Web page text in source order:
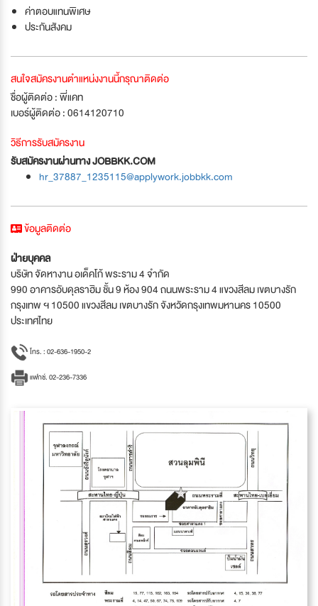
ค่าตอบแทนพิเศษ
ประกันสังคม
สนใจสมัครงานตำแหน่งงานนี้กรุณาติดต่อ
ชื่อผู้ติดต่อ : พี่แคท
เบอร์ผู้ติดต่อ : 0614120710
วิธีการรับสมัครงาน
รับสมัครงานผ่านทาง JOBBKK.COM
hr_37887_1235115@applywork.jobbkk.com
ข้อมูลติดต่อ
ฝ่ายบุคคล
บริษัท จัดหางาน อเด็คโก้ พระราม 4 จำกัด
990 อาคารอับดุลราฮิม ชั้น 9 ห้อง 904 ถนนพระราม 4 แขวงสีลม เขตบางรัก
กรุงเทพ ฯ 10500 แขวงสีลม เขตบางรัก จังหวัดกรุงเทพมหานคร 10500
ประเทศไทย
โทร. : 02-636-1950-2
แฟกซ์. 02-236-7336